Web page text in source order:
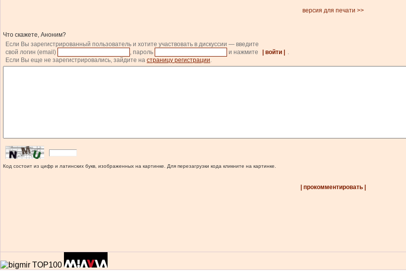
версия для печати >>
Что скажете, Аноним?
Если Вы зарегистрированный пользователь и хотите участвовать в дискуссии — введите
свой логин (email)
, пароль и нажмите | войти |
.
Если Вы еще не зарегистрировались, зайдите на страницу регистрации.
Код состоит из цифр и латинских букв, изображенных на картинке. Для перезагрузки кода кликните на картинке.
| прокомментировать |